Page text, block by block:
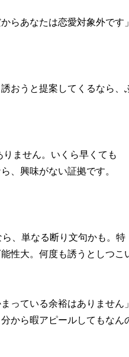
らあなたは恋愛対象外です」
おうと提案してくるなら、
ません。いくら早くても
、興味がない証拠です。
、単なる断り文句かも。特
性大。何度も誘うとしつこ
っている余裕はありません」
から暇アピールしてもなん